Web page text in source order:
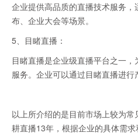
企业提供高品质的直播技术服务
布、企业大会等场景。
5、目睹直播：
目睹直播是企业级直播平台之一
服务。企业可以通过目睹直播进行
以上所介绍的是目前市场上较为常
耕直播13年，根据企业的具体需求